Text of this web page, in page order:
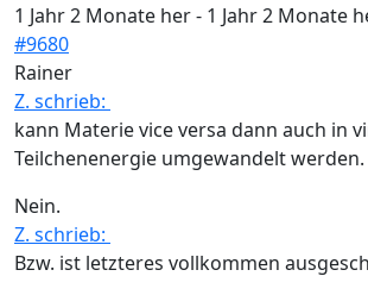
1 Jahr 2 Monate her- 1 Jahr 2 Monate
#9680
Rainer
Z. schrieb:
kann Materie vice versa dann auch in
Teilchenenergie umgewandelt werden.
Nein.
Z. schrieb:
Bzw. ist letzteres vollkommen